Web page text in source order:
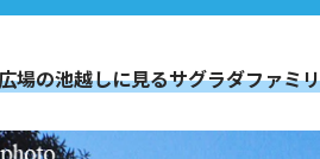
の池越しに見るサグラダファミ